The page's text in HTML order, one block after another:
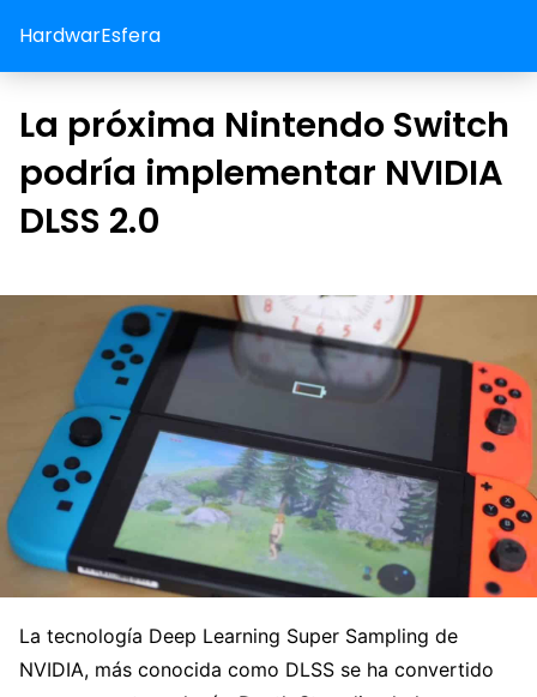
HardwarEsfera
La próxima Nintendo Switch
podría implementar NVIDIA
DLSS 2.0
La tecnología Deep Learning Super Sampling de
NVIDIA, más conocida como DLSS se ha convertido